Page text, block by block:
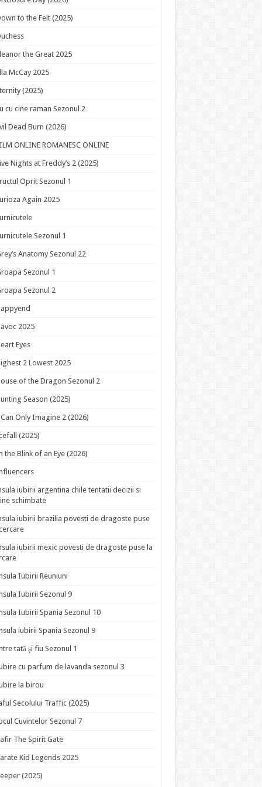
to the Felt (2025)
the Great 2025
McCay 2025
(2025)
cu cine raman Sezonul 2
Dead Burn (2026)
ONLINE ROMANESC ONLINE
Nights at Freddy’s 2 (2025)
Oprit Sezonul 1
Again 2025
Sezonul 1
Anatomy Sezonul 22
Sezonul 1
Sezonul 2
2025
Eyes
2 Lowest 2025
of the Dragon Sezonul 2
Season (2025)
Only Imagine 2 (2026)
(2025)
the Blink of an Eye (2026)
iubirii argentina chile tentatii decizii si
schimbate
iubirii brazilia povesti de dragoste puse
iubirii mexic povesti de dragoste puse la
Iubirii Reuniuni
Iubirii Sezonul 9
Iubirii Spania Sezonul 10
iubirii Spania Sezonul 9
tată și fiu Sezonul 1
cu parfum de lavanda sezonul 3
la birou
Secolului Traffic (2025)
Cuvintelor Sezonul 7
The Spirit Gate
Kid Legends 2025
(2025)